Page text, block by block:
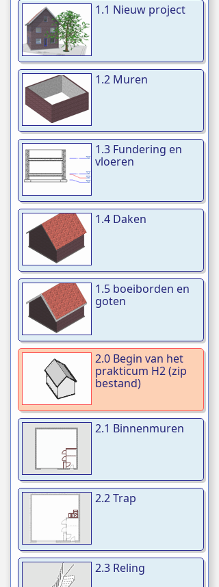
1.1 Nieuw project
1.2 Muren
1.3 Fundering en
vloeren
1.4 Daken
1.5 boeiborden en
goten
2.0 Begin van het
prakticum H2 (zip
bestand)
2.1 Binnenmuren
2.2 Trap
2.3 Reling